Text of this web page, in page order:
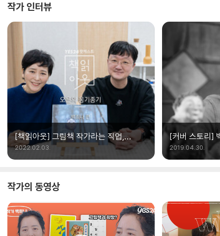
작가 인터뷰
[책읽아웃] 그림책 작가라는 직업,
영광스러워요 (G. 백희나 작가)
2022.02.03.
[커버 스토리]
그만입니다
2019.04.30.
작가의 동영상